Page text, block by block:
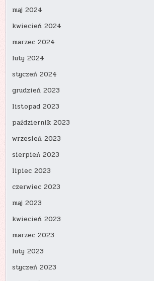
maj 2024
kwiecień 2024
marzec 2024
luty 2024
styczeń 2024
grudzień 2023
listopad 2023
październik 2023
wrzesień 2023
sierpień 2023
lipiec 2023
czerwiec 2023
maj 2023
kwiecień 2023
marzec 2023
luty 2023
styczeń 2023